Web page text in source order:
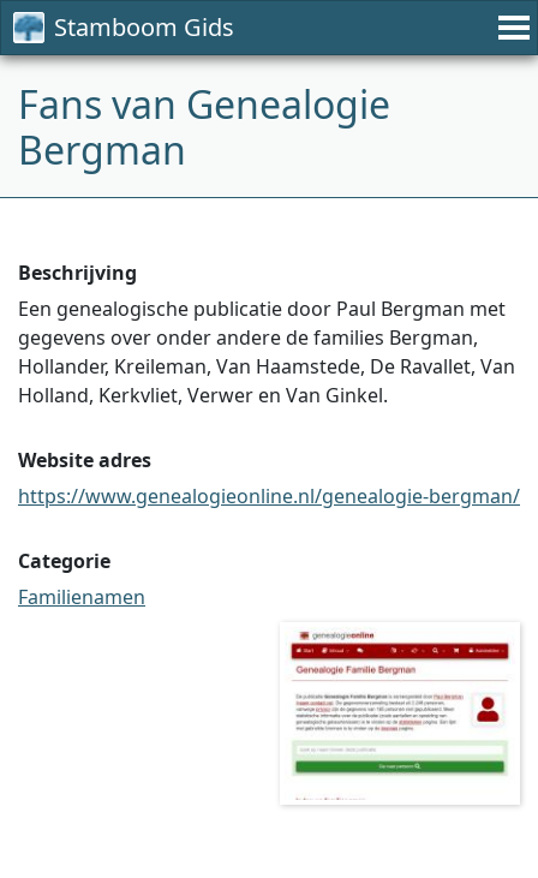
Stamboom Gids
Fans van Genealogie
Bergman
Beschrijving
Een genealogische publicatie door Paul Bergman met
gegevens over onder andere de families Bergman,
Hollander, Kreileman, Van Haamstede, De Ravallet, Van
Holland, Kerkvliet, Verwer en Van Ginkel.
Website adres
https://www.genealogieonline.nl/genealogie-bergman/
Categorie
Familienamen